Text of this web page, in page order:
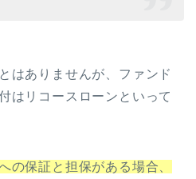
はありませんが、ファンド
はリコースローンといって
の保証と担保がある場合、